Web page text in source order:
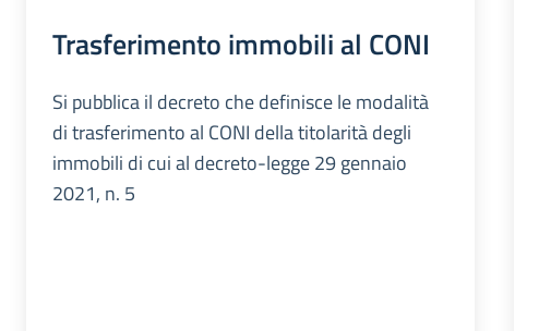
Trasferimento immobili al CONI
Si pubblica il decreto che definisce le modalità
di trasferimento al CONI della titolarità degli
immobili di cui al decreto-legge 29 gennaio
2021, n. 5